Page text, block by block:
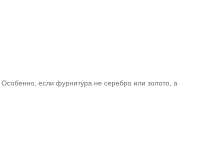
если фурнитура не серебро или золото, а